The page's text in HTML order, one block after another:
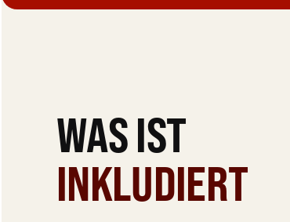
WAS IST
INKLUDIERT